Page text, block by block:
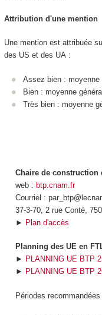
Attribution d'une mention
Une mention est attribuée
des US et des UA:
Assez bien : moyenne
Bien : moyenne
Très bien : moyenne
Chaire de construction
web : btp.cnam.fr
Courriel :
37-3-70, 2 rue Conté,
► Plan d'accès
Planning des UE en
► PLANNING UE BTP
► PLANNING UE BTP
Périodes